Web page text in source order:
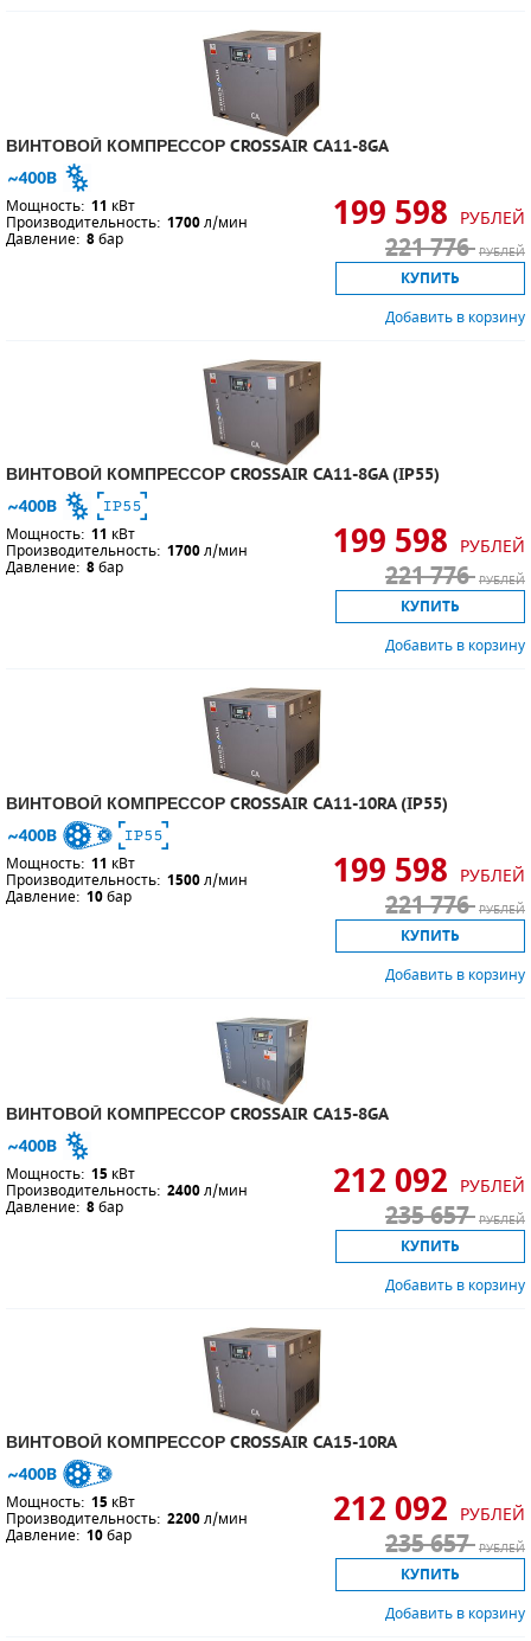
ВИНТОВОЙ КОМПРЕССОР CROSSAIR CA11-8GA
Мощность: 11 кВт
Производительность: 1700л/мин
Давление: 8бар
199 598 РУБЛЕЙ
221 776 РУБЛЕЙ
КУПИТЬ
Добавить в корзину
ВИНТОВОЙ КОМПРЕССОР CROSSAIR CA11-8GA (IP55)
Мощность: 11 кВт
Производительность: 1700л/мин
Давление: 8бар
199 598 РУБЛЕЙ
221 776 РУБЛЕЙ
КУПИТЬ
Добавить в корзину
ВИНТОВОЙ КОМПРЕССОР CROSSAIR CA11-10RA (IP55)
Мощность: 11 кВт
Производительность: 1500л/мин
Давление: 10бар
199 598 РУБЛЕЙ
221 776 РУБЛЕЙ
КУПИТЬ
Добавить в корзину
ВИНТОВОЙ КОМПРЕССОР CROSSAIR CA15-8GA
Мощность: 15 кВт
Производительность: 2400л/мин
Давление: 8бар
212 092 РУБЛЕЙ
235 657 РУБЛЕЙ
КУПИТЬ
Добавить в корзину
ВИНТОВОЙ КОМПРЕССОР CROSSAIR CA15-10RA
Мощность: 15 кВт
Производительность: 2200л/мин
Давление: 10бар
212 092 РУБЛЕЙ
235 657 РУБЛЕЙ
КУПИТЬ
Добавить в корзину